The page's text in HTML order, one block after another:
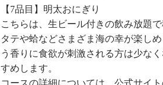
【7品目】明太おにぎり
こちらは、生ビール付きの飲み放題
タテや蛤などさまざま海の幸が楽し
う香りに食欲が刺激される方は少な
すめします。
コースの詳細については、公式サイ